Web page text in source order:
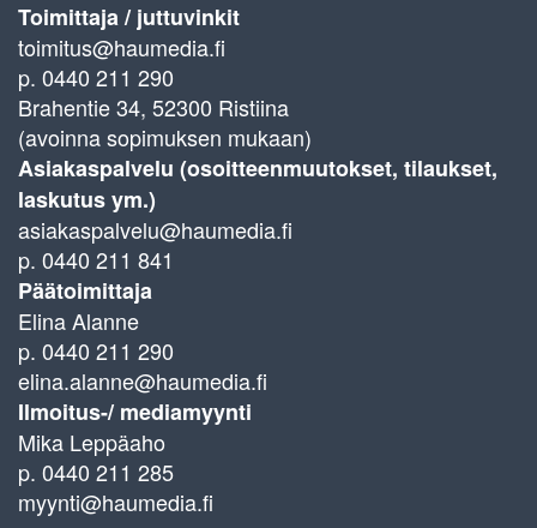
Toimittaja / juttuvinkit
toimitus@haumedia.fi
p. 0440 211 290
Brahentie 34, 52300 Ristiina
(avoinna sopimuksen mukaan)
Asiakaspalvelu (osoitteenmuutokset, tilaukset,
laskutus ym.)
asiakaspalvelu@haumedia.fi
p. 0440 211 841
Päätoimittaja
Elina Alanne
p. 0440 211 290
elina.alanne@haumedia.fi
Ilmoitus-/ mediamyynti
Mika Leppäaho
p. 0440 211 285
myynti@haumedia.fi